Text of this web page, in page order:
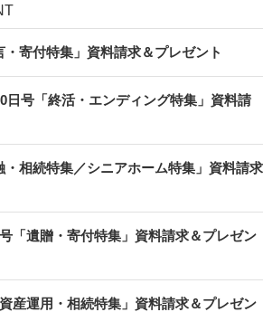
寄付特集」資料請求＆プレゼント
日号「終活・エンディング特集」資料請
・相続特集／シニアホーム特集」資料請求
「遺贈・寄付特集」資料請求＆プレゼン
産運用・相続特集」資料請求＆プレゼン